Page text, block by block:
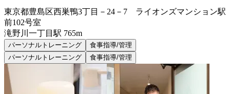
東京都豊島区西巣鴨3丁目－24－7 ライオンズマンション駅
前102号室
滝野川一丁目 駅 765m
パーソナルトレーニング
食事指導/管理
パーソナルトレーニング
食事指導/管理